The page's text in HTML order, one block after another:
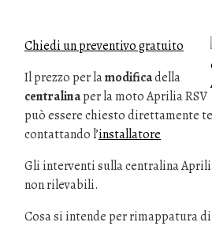
Chiedi un preventivo gratuito
Il prezzo per lamodificadella
centralinaper la moto Aprilia RSV
può essere chiesto direttamente
contattando l’installatore
Gli interventi sulla centralina
non rilevabili.
Cosa si intende per rimappatura